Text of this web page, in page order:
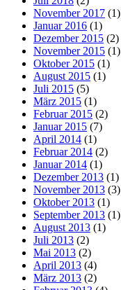
November 2017 (1)
Januar 2016 (1)
Dezember 2015 (2)
November 2015 (1)
Oktober 2015 (1)
August 2015 (1)
Juli 2015 (5)
März 2015 (1)
Februar 2015 (2)
Januar 2015 (7)
April 2014 (1)
Februar 2014 (2)
Januar 2014 (1)
Dezember 2013 (1)
November 2013 (3)
Oktober 2013 (1)
September 2013 (1)
August 2013 (1)
Juli 2013 (2)
Mai 2013 (2)
April 2013 (4)
März 2013 (2)